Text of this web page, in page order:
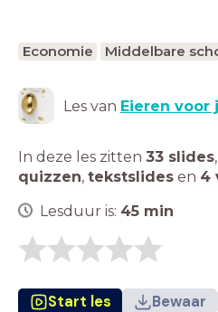
Economie Middelbare
Les van Eieren voor
In deze les zitten 33 slides,
quizzen, tekstslides en 4
Lesduur is: 45 min
Start les Bewaar